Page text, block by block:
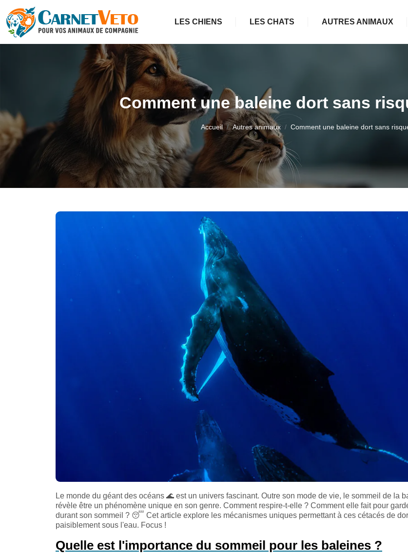
LES CHIENS LES CHATS AUTRES ANIMAUX
Comment une baleine dort sans
Accueil Autres animaux Comment une baleine dort sans
Le monde du géant des océans 🌊 est un univers fascinant. Outre son mode de vie, le sommeil de la
révèle être un phénomène unique en son genre. Comment respire-t-elle ? Comment elle fait pour
durant son sommeil ? 😴 Cet article explore les mécanismes uniques permettant à ces cétacés de
paisiblement sous l'eau. Focus !
Quelle est l'importance du sommeil pour les baleines ?